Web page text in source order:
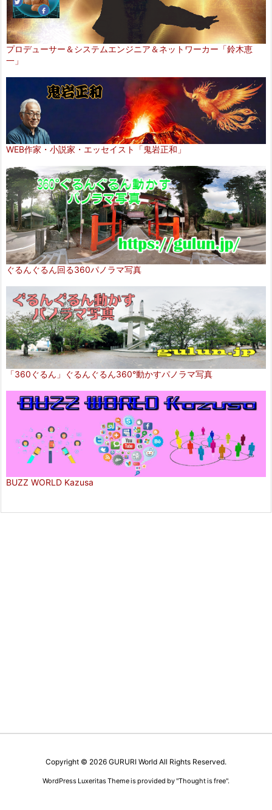
プロデューサー＆システムエンジニア＆ネットワーカー「鈴木恵
一」
WEB作家・小説家・エッセイスト「鬼岩正和」
ぐるんぐるん回る360パノラマ写真
「360ぐるん」ぐるんぐるん360°動かすパノラマ写真
BUZZ WORLD Kazusa
Copyright © 2026 GURURI World All Rights Reserved.
WordPress Luxeritas Theme is provided by "Thought is free".